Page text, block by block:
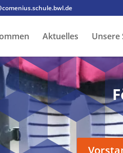
Aktuelles Unsere